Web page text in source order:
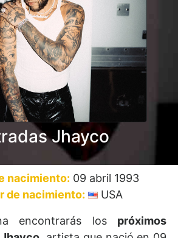
Jhayco
nacimiento: 09 abril 1993
de nacimiento:
USA
encontrarás los próximos